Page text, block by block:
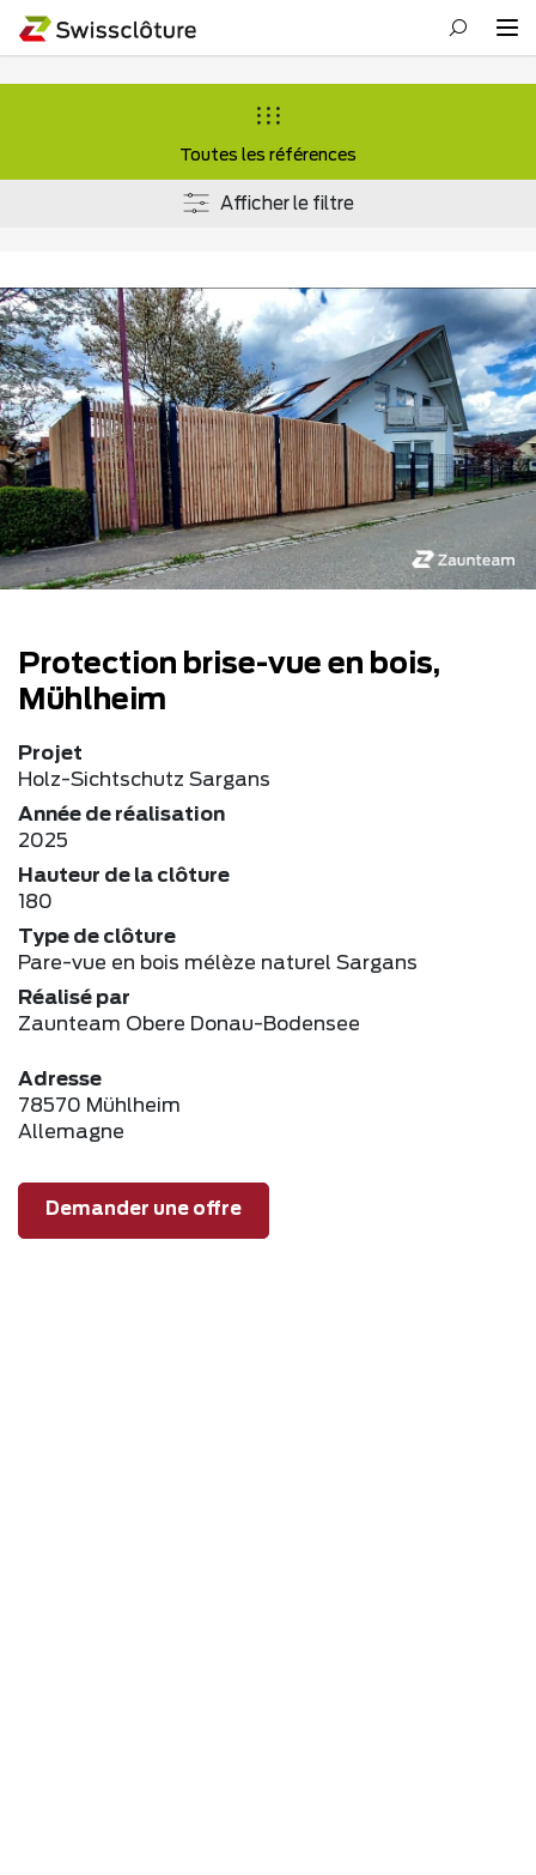
Toutes les références
Afficher le filtre
Protection brise-vue en bois,
Mühlheim
Projet
Holz-Sichtschutz Sargans
Année de réalisation
2025
Hauteur de la clôture
180
Type de clôture
Pare-vue en bois mélèze naturel Sargans
Réalisé par
Zaunteam Obere Donau-Bodensee
Adresse
78570 Mühlheim
Allemagne
Demander une offre